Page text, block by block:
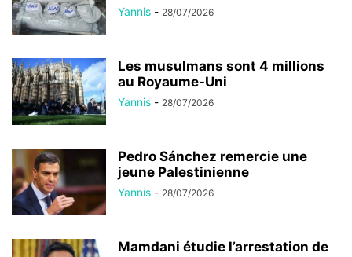
Yannis - 28/07/2026
Les musulmans sont 4 millions
au Royaume-Uni
Yannis - 28/07/2026
Pedro Sánchez remercie une
jeune Palestinienne
Yannis - 28/07/2026
Mamdani étudie l’arrestation de